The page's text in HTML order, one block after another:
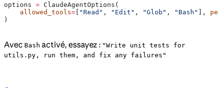
options = ClaudeAgentOptions(
    allowed_tools
= [ "Read" , "Edit" , "Glob" , "Bash" ],
)
Avec Bash activé, essayez : "Write unit tests for
utils.py, run them, and fix any failures"